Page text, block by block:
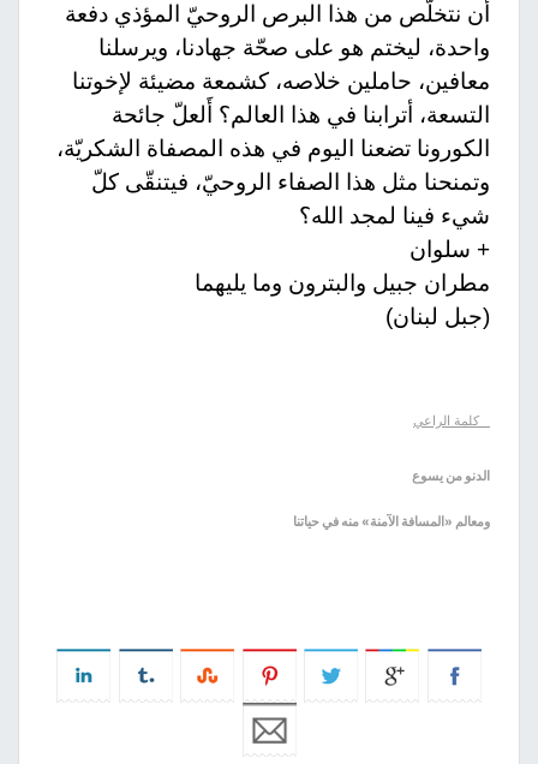
أن نتخلّص من هذا البرص الروحيّ المؤذي دفعة
واحدة، ليختم هو على صحّة جهادنا، ويرسلنا
معافين، حاملين خلاصه، كشمعة مضيئة لإخوتنا
التسعة، أترابنا في هذا العالم؟ أَلعلّ جائحة
الكورونا تضعنا اليوم في هذه المصفاة الشكريّة،
وتمنحنا مثل هذا الصفاء الروحيّ، فيتنقّى كلّ
شيء فينا لمجد الله؟
+ سلوان
مطران جبيل والبترون وما يليهما
(جبل لبنان)
كلمة الراعي
الدنو من يسوع
ومعالم «المسافة الآمنة» منه في حياتنا